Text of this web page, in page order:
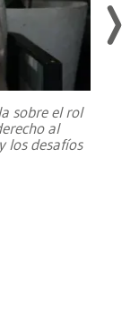
sobre el rol
al
los desafíos